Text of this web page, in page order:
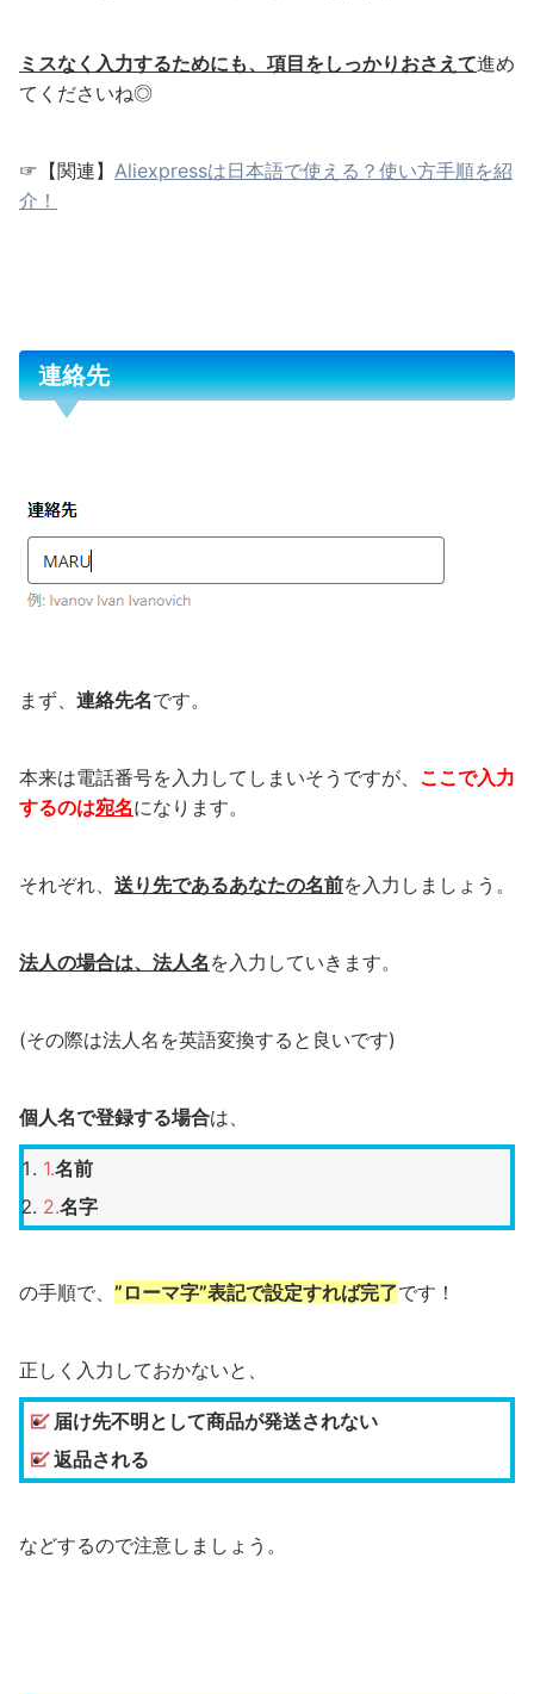
ミスなく入力するためにも、項目をしっかりおさえて進め
てくださいね◎
☞【関連】 Aliexpressは日本語で使える？使い方手順を紹
介！
連絡先
まず、 連絡先名です。
本来は電話番号を入力してしまいそうですが、 ここで入力
するのは宛名になります。
それぞれ、 送り先であるあなたの名前を入力しましょう。
法人の場合は、法人名 を入力していきます。
(その際は法人名を英語変換すると良いです)
個人名で登録する場合は、
名前
名字
の手順で、 ”ローマ字”表記で設定すれば完了です！
正しく入力しておかないと、
届け先不明として商品が発送されない
返品される
などするので注意しましょう。